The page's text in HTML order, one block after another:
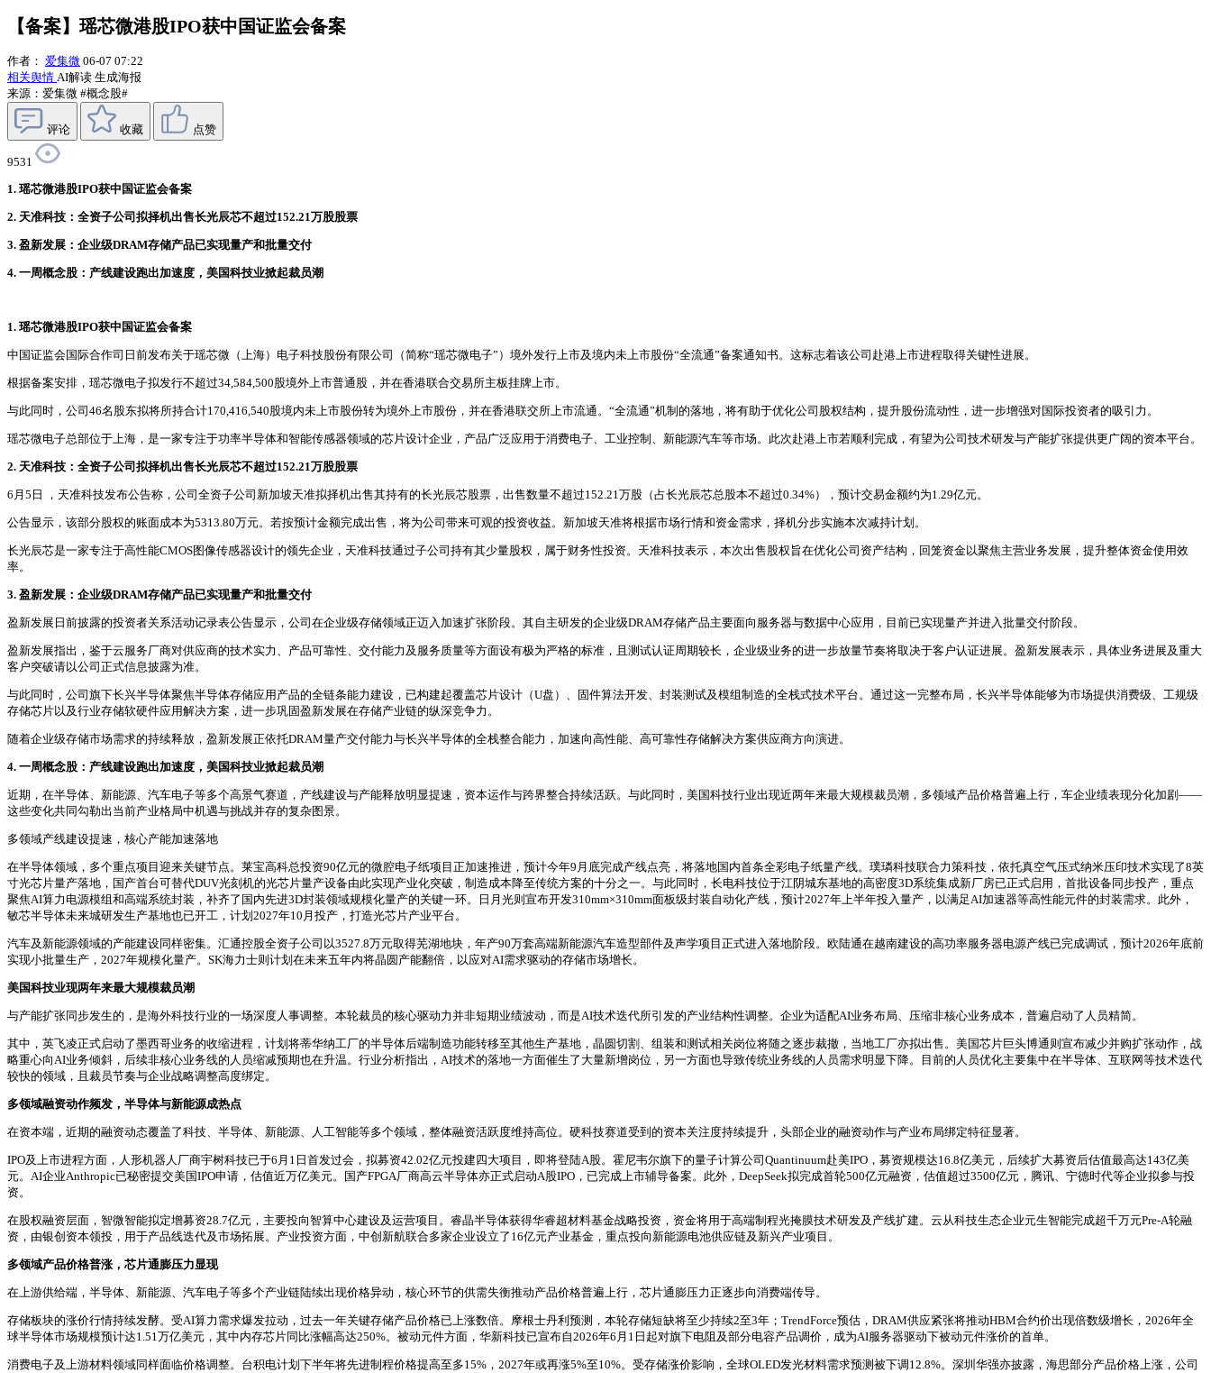
【备案】瑶芯微港股IPO获中国证监会备案
作者： 爱集微 06-07 07:22
相关舆情 AI解读 生成海报
来源：爱集微 #概念股#
评论 收藏 点赞
9531
1. 瑶芯微港股IPO获中国证监会备案
2. 天准科技：全资子公司拟择机出售长光辰芯不超过152.21万股股票
3. 盈新发展：企业级DRAM存储产品已实现量产和批量交付
4. 一周概念股：产线建设跑出加速度，美国科技业掀起裁员潮
1. 瑶芯微港股IPO获中国证监会备案
中国证监会国际合作司日前发布关于瑶芯微（上海）电子科技股份有限公司（简称“瑶芯微电子”）境外发行上市及境内未上市股份“全流通”备案通知书。这标志着该公司赴港上市进程取得关键性进展。
根据备案安排，瑶芯微电子拟发行不超过34,584,500股境外上市普通股，并在香港联合交易所主板挂牌上市。
与此同时，公司46名股东拟将所持合计170,416,540股境内未上市股份转为境外上市股份，并在香港联交所上市流通。“全流通”机制的落地，将有助于优化公司股权结构，提升股份流动性，进一步增强对国际投资者的吸引力。
瑶芯微电子总部位于上海，是一家专注于功率半导体和智能传感器领域的芯片设计企业，产品广泛应用于消费电子、工业控制、新能源汽车等市场。此次赴港上市若顺利完成，有望为公司技术研发与产能扩张提供更广阔的资本平台。
2. 天准科技：全资子公司拟择机出售长光辰芯不超过152.21万股股票
6月5日 ，天准科技发布公告称，公司全资子公司新加坡天准拟择机出售其持有的长光辰芯股票，出售数量不超过152.21万股（占长光辰芯总股本不超过0.34%），预计交易金额约为1.29亿元。
公告显示，该部分股权的账面成本为5313.80万元。若按预计金额完成出售，将为公司带来可观的投资收益。新加坡天准将根据市场行情和资金需求，择机分步实施本次减持计划。
长光辰芯是一家专注于高性能CMOS图像传感器设计的领先企业，天准科技通过子公司持有其少量股权，属于财务性投资。天准科技表示，本次出售股权旨在优化公司资产结构，回笼资金以聚焦主营业务发展，提升整体资金使用效
率。
3. 盈新发展：企业级DRAM存储产品已实现量产和批量交付
盈新发展日前披露的投资者关系活动记录表公告显示，公司在企业级存储领域正迈入加速扩张阶段。其自主研发的企业级DRAM存储产品主要面向服务器与数据中心应用，目前已实现量产并进入批量交付阶段。
盈新发展指出，鉴于云服务厂商对供应商的技术实力、产品可靠性、交付能力及服务质量等方面设有极为严格的标准，且测试认证周期较长，企业级业务的进一步放量节奏将取决于客户认证进展。盈新发展表示，具体业务进展及重大
客户突破请以公司正式信息披露为准。
与此同时，公司旗下长兴半导体聚焦半导体存储应用产品的全链条能力建设，已构建起覆盖芯片设计（U盘）、固件算法开发、封装测试及模组制造的全栈式技术平台。通过这一完整布局，长兴半导体能够为市场提供消费级、工规级
存储芯片以及行业存储软硬件应用解决方案，进一步巩固盈新发展在存储产业链的纵深竞争力。
随着企业级存储市场需求的持续释放，盈新发展正依托DRAM量产交付能力与长兴半导体的全栈整合能力，加速向高性能、高可靠性存储解决方案供应商方向演进。
4. 一周概念股：产线建设跑出加速度，美国科技业掀起裁员潮
近期，在半导体、新能源、汽车电子等多个高景气赛道，产线建设与产能释放明显提速，资本运作与跨界整合持续活跃。与此同时，美国科技行业出现近两年来最大规模裁员潮，多领域产品价格普遍上行，车企业绩表现分化加剧——
这些变化共同勾勒出当前产业格局中机遇与挑战并存的复杂图景。
多领域产线建设提速，核心产能加速落地
在半导体领域，多个重点项目迎来关键节点。莱宝高科总投资90亿元的微腔电子纸项目正加速推进，预计今年9月底完成产线点亮，将落地国内首条全彩电子纸量产线。璞璘科技联合力策科技，依托真空气压式纳米压印技术实现了8英
寸光芯片量产落地，国产首台可替代DUV光刻机的光芯片量产设备由此实现产业化突破，制造成本降至传统方案的十分之一。与此同时，长电科技位于江阴城东基地的高密度3D系统集成新厂房已正式启用，首批设备同步投产，重点
聚焦AI算力电源模组和高端系统封装，补齐了国内先进3D封装领域规模化量产的关键一环。日月光则宣布开发310mm×310mm面板级封装自动化产线，预计2027年上半年投入量产，以满足AI加速器等高性能元件的封装需求。此外，
敏芯半导体未来城研发生产基地也已开工，计划2027年10月投产，打造光芯片产业平台。
汽车及新能源领域的产能建设同样密集。汇通控股全资子公司以3527.8万元取得芜湖地块，年产90万套高端新能源汽车造型部件及声学项目正式进入落地阶段。欧陆通在越南建设的高功率服务器电源产线已完成调试，预计2026年底前
实现小批量生产，2027年规模化量产。SK海力士则计划在未来五年内将晶圆产能翻倍，以应对AI需求驱动的存储市场增长。
美国科技业现两年来最大规模裁员潮
与产能扩张同步发生的，是海外科技行业的一场深度人事调整。本轮裁员的核心驱动力并非短期业绩波动，而是AI技术迭代所引发的产业结构性调整。企业为适配AI业务布局、压缩非核心业务成本，普遍启动了人员精简。
其中，英飞凌正式启动了墨西哥业务的收缩进程，计划将蒂华纳工厂的半导体后端制造功能转移至其他生产基地，晶圆切割、组装和测试相关岗位将随之逐步裁撤，当地工厂亦拟出售。美国芯片巨头博通则宣布减少并购扩张动作，战
略重心向AI业务倾斜，后续非核心业务线的人员缩减预期也在升温。行业分析指出，AI技术的落地一方面催生了大量新增岗位，另一方面也导致传统业务线的人员需求明显下降。目前的人员优化主要集中在半导体、互联网等技术迭代
较快的领域，且裁员节奏与企业战略调整高度绑定。
多领域融资动作频发，半导体与新能源成热点
在资本端，近期的融资动态覆盖了科技、半导体、新能源、人工智能等多个领域，整体融资活跃度维持高位。硬科技赛道受到的资本关注度持续提升，头部企业的融资动作与产业布局绑定特征显著。
IPO及上市进程方面，人形机器人厂商宇树科技已于6月1日首发过会，拟募资42.02亿元投建四大项目，即将登陆A股。霍尼韦尔旗下的量子计算公司Quantinuum赴美IPO，募资规模达16.8亿美元，后续扩大募资后估值最高达143亿美
元。AI企业Anthropic已秘密提交美国IPO申请，估值近万亿美元。国产FPGA厂商高云半导体亦正式启动A股IPO，已完成上市辅导备案。此外，DeepSeek拟完成首轮500亿元融资，估值超过3500亿元，腾讯、宁德时代等企业拟参与投
资。
在股权融资层面，智微智能拟定增募资28.7亿元，主要投向智算中心建设及运营项目。睿晶半导体获得华睿超材料基金战略投资，资金将用于高端制程光掩膜技术研发及产线扩建。云从科技生态企业元生智能完成超千万元Pre-A轮融
资，由银创资本领投，用于产品线迭代及市场拓展。产业投资方面，中创新航联合多家企业设立了16亿元产业基金，重点投向新能源电池供应链及新兴产业项目。
多领域产品价格普涨，芯片通膨压力显现
在上游供给端，半导体、新能源、汽车电子等多个产业链陆续出现价格异动，核心环节的供需失衡推动产品价格普遍上行，芯片通膨压力正逐步向消费端传导。
存储板块的涨价行情持续发酵。受AI算力需求爆发拉动，过去一年关键存储产品价格已上涨数倍。摩根士丹利预测，本轮存储短缺将至少持续2至3年；TrendForce预估，DRAM供应紧张将推动HBM合约价出现倍数级增长，2026年全
球半导体市场规模预计达1.51万亿美元，其中内存芯片同比涨幅高达250%。被动元件方面，华新科技已宣布自2026年6月1日起对旗下电阻及部分电容产品调价，成为AI服务器驱动下被动元件涨价的首单。
消费电子及上游材料领域同样面临价格调整。台积电计划下半年将先进制程价格提高至多15%，2027年或再涨5%至10%。受存储涨价影响，全球OLED发光材料需求预测被下调12.8%。深圳华强亦披露，海思部分产品价格上涨，公司